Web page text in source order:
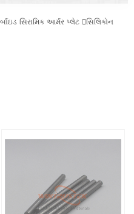
સિરામિક આર્મર પ્લેટ સિલિકોન